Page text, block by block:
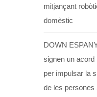
mitjançant
domèstic
DOWN
signen un acord
per impulsar la
de les